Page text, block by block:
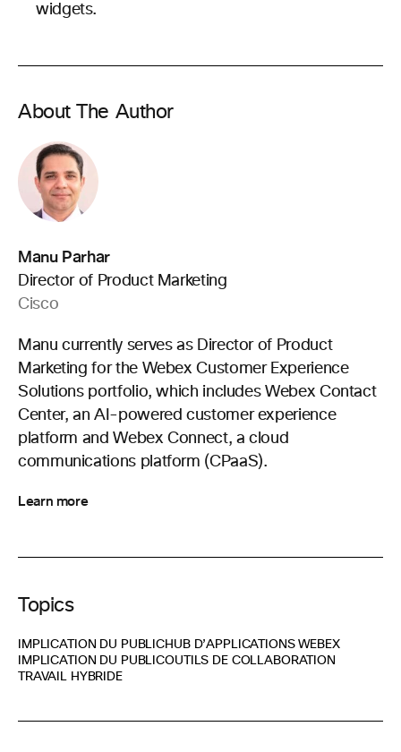
widgets.
About The Author
Manu Parhar
Director of Product Marketing
Cisco
Manu currently serves as Director of Product
Marketing for the Webex Customer Experience
Solutions portfolio, which includes Webex Contact
Center, an AI-powered customer experience
platform and Webex Connect, a cloud
communications platform (CPaaS).
Learn more
Topics
IMPLICATION DU PUBLICHUB D’APPLICATIONS WEBEX
IMPLICATION DU PUBLICOUTILS DE COLLABORATION
TRAVAIL HYBRIDE